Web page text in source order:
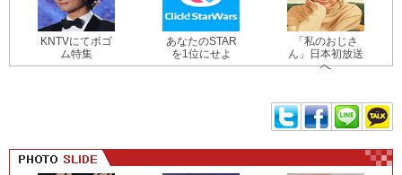
KNTVにてボゴ
ム特集
あなたのSTAR
を1位にせよ
「私のおじさ
ん」日本初放送
へ